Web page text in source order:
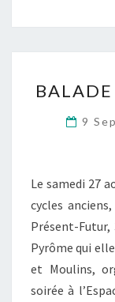
9
Le samedi 27
cycles
Présent-
Pyrôme qui
et Moulins,
soirée à